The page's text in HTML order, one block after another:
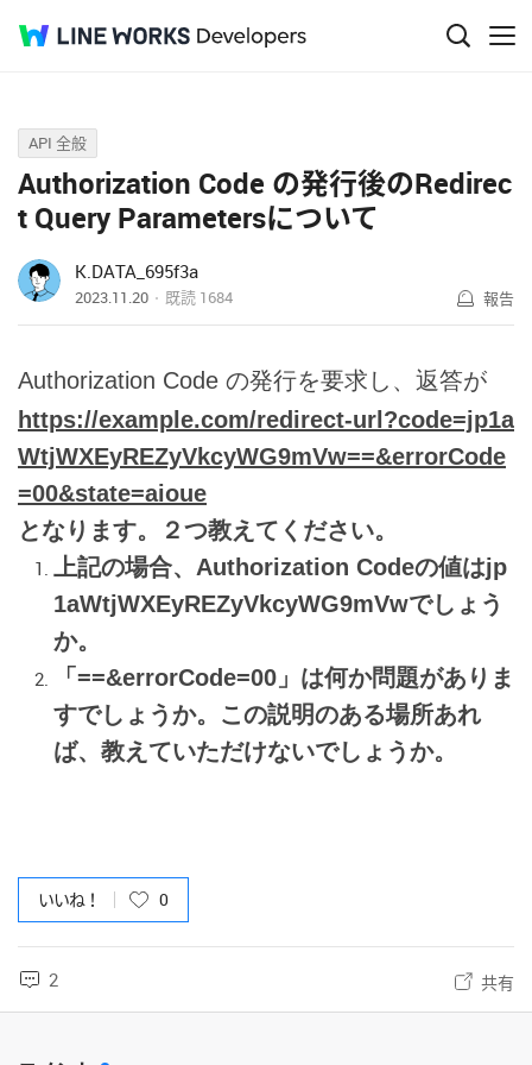
Q&A
API 全般
Authorization Code の発行後のRedirec
t Query Parametersについて
K.DATA_695f3a
2023.11.20 既読 1684 報告
Authorization Code の発行を要求し、返答が
https://example.com/redirect-url?code=jp1a
WtjWXEyREZyVkcyWG9mVw==&errorCode
=00&state=aioue
となります。２つ教えてください。
上記の場合、 Authorization Codeの値はjp
1aWtjWXEyREZyVkcyWG9mVwでしょう
か。
「 ==&errorCode=00」は何か問題がありま
すでしょうか。この説明のある場所あれ
ば、教えていただけないでしょうか。
いいね！ 0
2 共有